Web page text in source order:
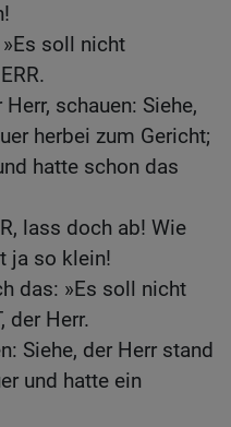
»Es soll nicht
schauen: Siehe,
herbei zum Gericht;
hatte schon das
lass doch ab! Wie
ja so klein!
das: »Es soll nicht
der Herr.
Siehe, der Herr stand
und hatte ein